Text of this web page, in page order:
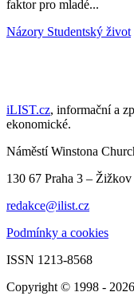
faktor pro mladé...
Názory Studentský život
iLIST.cz, informační a
ekonomické.
Náměstí Winstona
130 67 Praha 3 – Žižkov
redakce@ilist.cz
Podmínky a cookies
ISSN 1213-8568
Copyright © 1998 - 2026